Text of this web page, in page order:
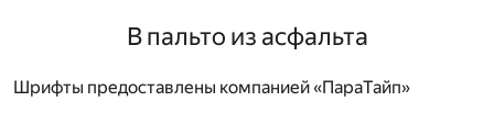
В пальто из асфальта
Шрифты предоставлены компанией «ПараТайп»